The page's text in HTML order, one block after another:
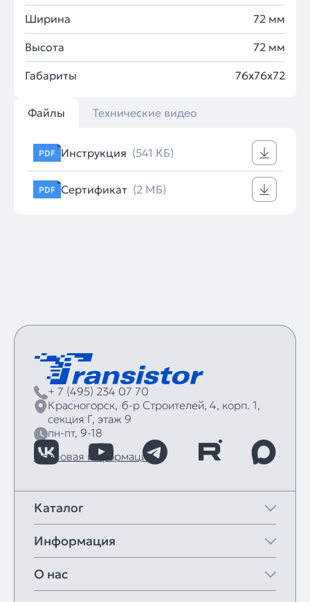
Ширина 72 мм
Высота 72 мм
Габариты 76х76х72
Файлы Технические видео
PDF Инструкция (541 КБ)
PDF Сертификат (2 МБ)
+ 7 (495) 234 07 70
Красногорск, б‑р Строителей, 4, корп. 1,
секция Г, этаж 9
пн-пт, 9-18
Правовая информация
Каталог
Информация
О нас